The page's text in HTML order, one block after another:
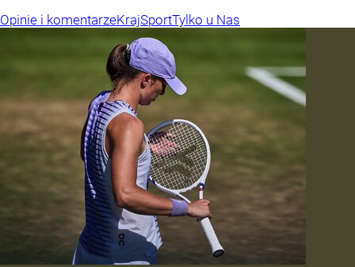
Opinie i komentarzeKrajSportTylko u Nas